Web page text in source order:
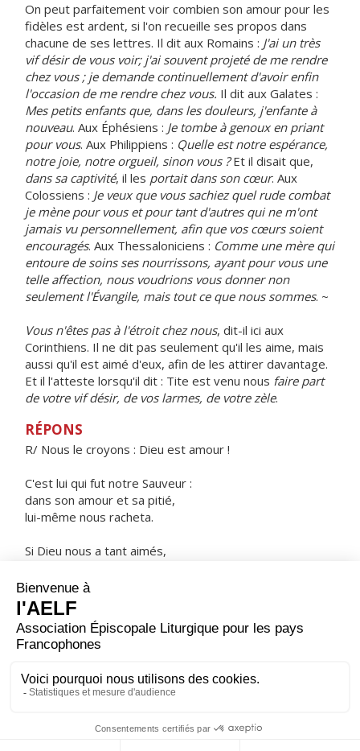
On peut parfaitement voir combien son amour pour les
fidèles est ardent, si l'on recueille ses propos dans
chacune de ses lettres. Il dit aux Romains : J'ai un très
vif désir de vous voir; j'ai souvent projeté de me rendre
chez vous ; je demande continuellement d'avoir enfin
l'occasion de me rendre chez vous. Il dit aux Galates :
Mes petits enfants que, dans les douleurs, j'enfante à
nouveau. Aux Éphésiens : Je tombe à genoux en priant
pour vous. Aux Philippiens : Quelle est notre espérance,
notre joie, notre orgueil, sinon vous ?Et il disait que,
dans sa captivité, il les portait dans son cœur. Aux
Colossiens : Je veux que vous sachiez quel rude combat
je mène pour vous et pour tant d'autres qui ne m'ont
jamais vu personnellement, afin que vos cœurs soient
encouragés. Aux Thessaloniciens : Comme une mère qui
entoure de soins ses nourrissons, ayant pour vous une
telle affection, nous voudrions vous donner non
seulement l'Évangile, mais tout ce que nous sommes. ~
Vous n'êtes pas à l'étroit chez nous, dit-il ici aux
Corinthiens. Il ne dit pas seulement qu'il les aime, mais
aussi qu'il est aimé d'eux, afin de les attirer davantage.
Et il l'atteste lorsqu'il dit : Tite est venu nous faire part
de votre vif désir, de vos larmes, de votre zèle.
RÉPONS
R/ Nous le croyons : Dieu est amour !
C'est lui qui fut notre Sauveur :
dans son amour et sa pitié,
lui-même nous racheta.
Si Dieu nous a tant aimés,
nous aimer les uns les autres.
ORAISON
et qu'elle nous accompagne toujours, pour nous rendre
attentifs à faire le bien sans relâche.